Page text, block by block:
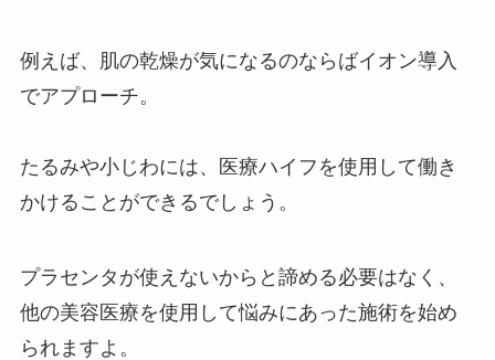
例えば、肌の乾燥が気になるのならばイオン導入
でアプローチ。
たるみや小じわには、医療ハイフを使用して働き
かけることができるでしょう。
プラセンタが使えないからと諦める必要はなく、
他の美容医療を使用して悩みにあった施術を始め
られますよ。